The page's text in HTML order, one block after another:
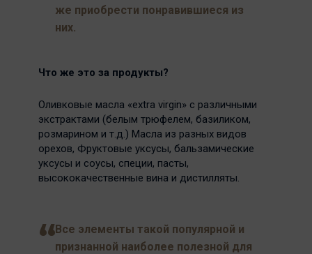
же приобрести понравившиеся из
них.
Что же это за продукты?
Оливковые масла «extra virgin» с различными
экстрактами (белым трюфелем, базиликом,
розмарином и т.д.) Масла из разных видов
орехов, Фруктовые уксусы, бальзамические
уксусы и соусы, специи, пасты,
высококачественные вина и дистилляты.
Все элементы такой популярной и
признанной наиболее полезной для